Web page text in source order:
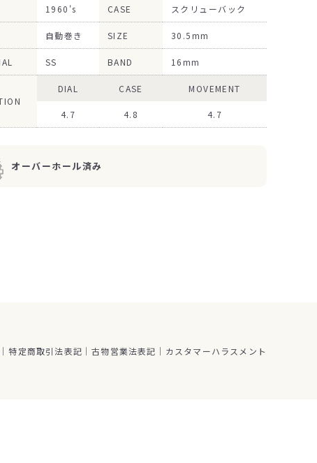
1960's CASE スクリューバック
自動巻き SIZE 30.5mm
SS BAND 16mm
DIAL CASE MOVEMENT
4.7 4.8 4.7
オーバーホール済み
特定商取引法表記 古物営業法表記 カスタマーハラスメント